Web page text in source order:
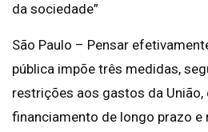
da sociedade”
São Paulo – Pensar
pública impõe três medidas,
restrições aos gastos da União,
financiamento de longo prazo e